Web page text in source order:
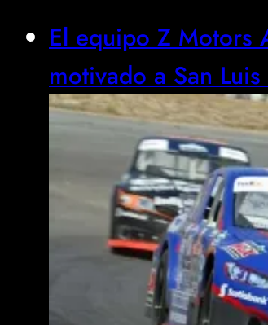
El equipo Z Motors
motivado a San